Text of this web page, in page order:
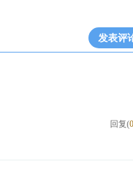
发表评
回复(0